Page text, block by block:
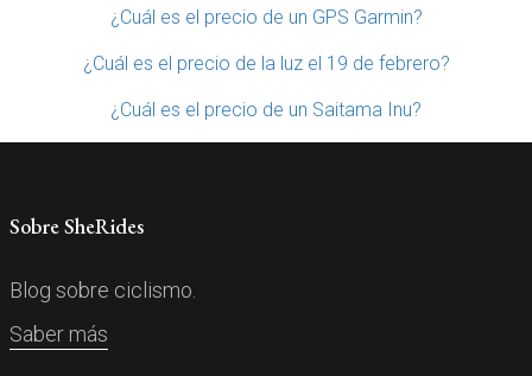
¿Cuál es el precio de un GPS Garmin?
¿Cuál es el precio de la luz el 19 de febrero?
¿Cuál es el precio de un Saitama Inu?
Sobre SheRides
Blog sobre ciclismo.
Saber más